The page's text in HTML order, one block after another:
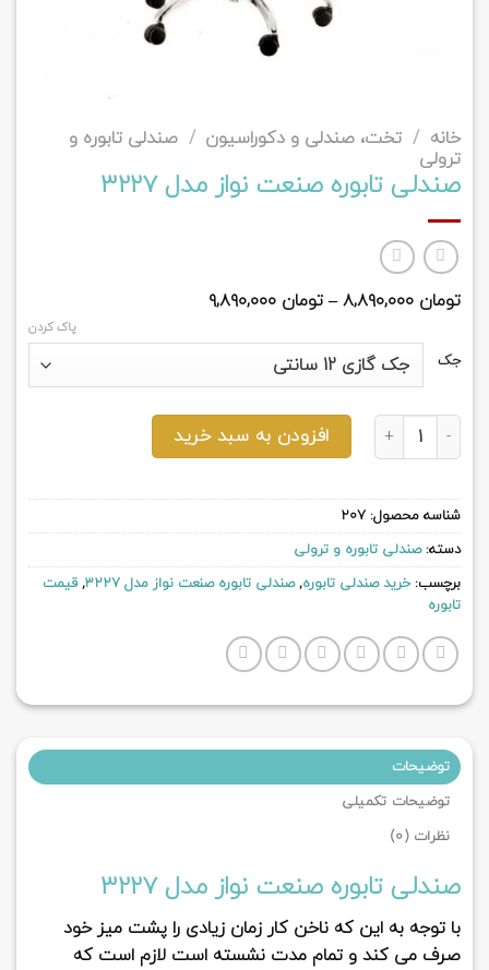
خانه / تخت، صندلی و دکوراسیون / صندلی تابوره و
ترولی
صندلی تابوره صنعت نواز مدل 3227
تومان –تومان
جک
پاک کردن
صندلی تابوره صنعت نواز مدل 3227 عددافزودن به سبد خرید
شناسه محصول: 207
دسته:صندلی تابوره و ترولی
برچسب:خرید صندلی تابوره,صندلی تابوره صنعت نواز مدل 3227 ,قیمت
تابوره
توضیحات
توضیحات تکمیلی
نظرات (0)
صندلی تابوره صنعت نواز مدل 3227
با توجه به این که ناخن کار زمان زیادی را پشت میز خود
صرف می کند و تمام مدت نشسته است لازم است که